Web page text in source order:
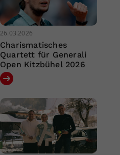
26.03.2026
Charismatisches
Quartett für Generali
Open Kitzbühel 2026